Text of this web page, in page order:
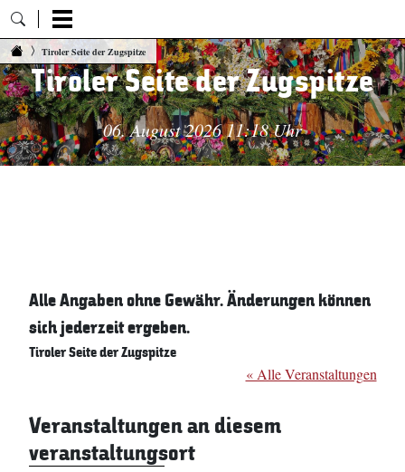
Zum Inhalt springen
Tiroler Seite der Zugspitze
Tiroler Seite der Zugspitze
06. August 2026 11:18 Uhr
Alle Angaben ohne Gewähr. Änderungen können
sich jederzeit ergeben.
Tiroler Seite der Zugspitze
« Alle Veranstaltungen
Veranstaltungen an diesem
veranstaltungsort